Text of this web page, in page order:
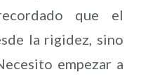
que el
la rigidez, sino
empezar a